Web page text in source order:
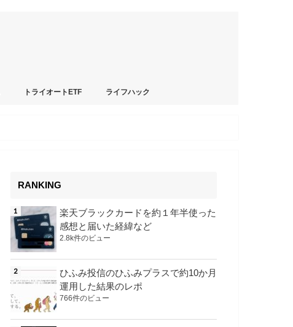
トライオートETF ライフハック
RANKING
楽天ブラックカードを約１年半使った
感想と届いた経緯など
2.8k件のビュー
ひふみ投信のひふみプラスで約10か月
運用した結果のレポ
766件のビュー